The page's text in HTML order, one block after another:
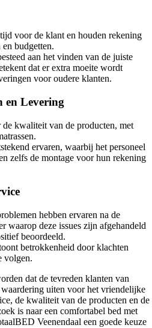
voor de klant en houden rekening
budgetten.
aan het vinden van de juiste
dat er extra moeite wordt
voor oudere klanten.
en Levering
kwaliteit van de producten, met
ervaren, waarbij het personeel
zelfs de montage voor hun rekening
hebben ervaren na de
waarop deze issues zijn afgehandeld
beoordeeld.
betrokkenheid door klachten
volgen.
dat de tevreden klanten van
uiten voor het vriendelijke
de kwaliteit van de producten en de
is naar een comfortabel bed met
Veenendaal een goede keuze